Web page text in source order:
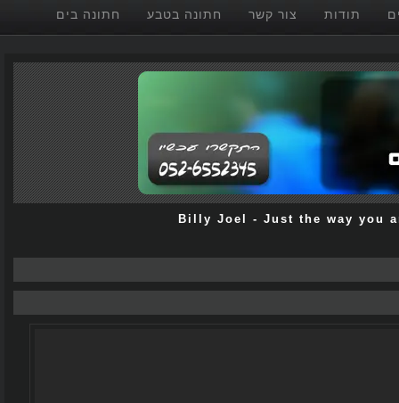
תודות צור קשר חתונה בטבע חתונה בים
Billy Joel-Just the way